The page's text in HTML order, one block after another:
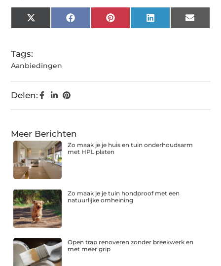
X
(Twitter)
FacebookPinterestLinkedIn Email
Tags:
Aanbiedingen
Delen:
Meer Berichten
Zo maak je je huis en tuin onderhoudsarm
met HPL platen
Zo maak je je tuin hondproof met een
natuurlijke omheining
Open trap renoveren zonder breekwerk en
met meer grip